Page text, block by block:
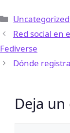
Categorías
Uncategorized
Red social en
Fediverse
Dónde
Deja